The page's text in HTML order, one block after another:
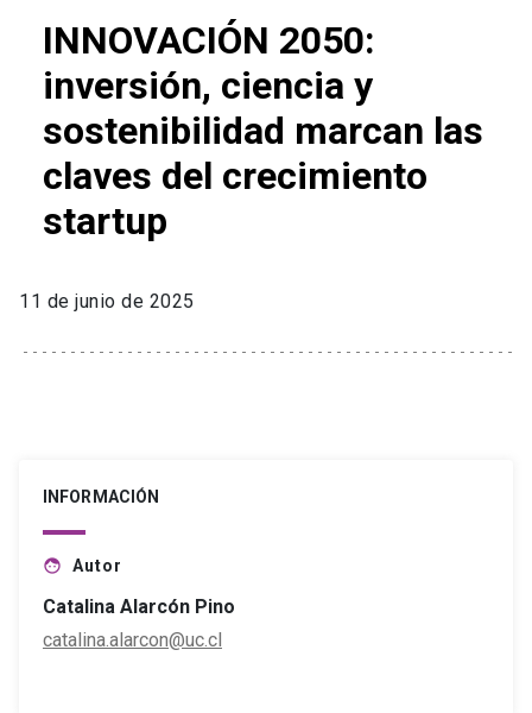
INNOVACIÓN 2050:
inversión, ciencia y
sostenibilidad marcan las
claves del crecimiento
startup
11 de junio de 2025
INFORMACIÓN
face Autor
Catalina Alarcón Pino
catalina.alarcon@uc.cl